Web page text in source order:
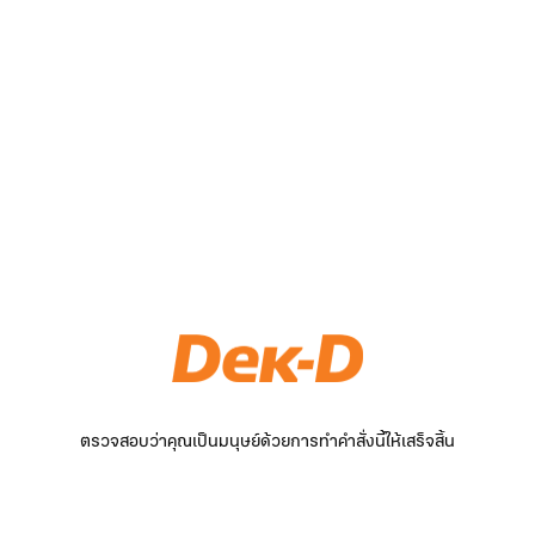
ตรวจสอบว่าคุณเป็นมนุษย์ด้วยการทำคำสั่งนี้ให้เสร็จสิ้น